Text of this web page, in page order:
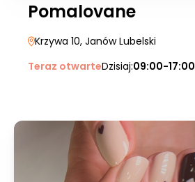
Pomalovane
Krzywa 10, Janów Lubelski
Teraz otwarteDzisiaj:09:00-17:00